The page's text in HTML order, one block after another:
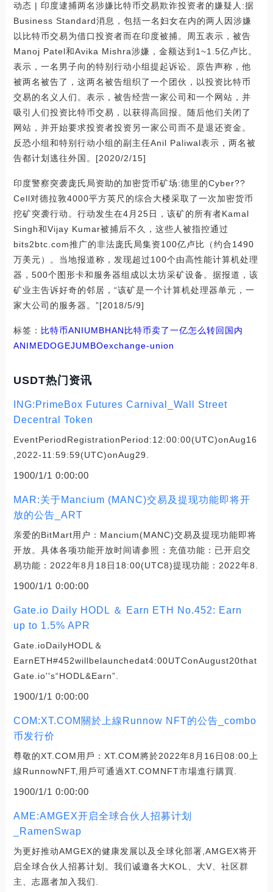
动态 | 印度逮捕两名涉嫌比特币交易欺诈投资者的嫌疑人:据
Business Standard消息，包括一名妇女在内的两人因涉嫌
以比特币交易为借口投资者而在印度被捕。周五表示，被告
Manoj Patel和Avika Mishra涉嫌，金额达到1~1.5亿卢比。
表示，一名男子向的特别行动小组提起诉讼。原告声称，他
被两名被告了，这两名被告组织了一个团伙，以投资比特币
交易的名义人们。表示，被告经营一家公司和一个网站，并
吸引人们投资比特币交易，以获得高回报。随后他们关闭了
网站，并开始要求投资者投资另一家公司而不是退还资金。
反恐小组和特别行动小组的副主任Anil Paliwal表示，两名被
告都计划逃往外国。[2020/2/15]
印度警察突袭庞氏局资助的加密货币矿场:德里的Cyber??
Cell对德拉敦4000平方英尺的综合大楼采取了一次加密货币
挖矿突袭行动。行动发生在4月25日，该矿的所有者Kamal
Singh和Vijay Kumar被捕后不久，这些人被指控通过
bits2btc.com推广的非法庞氏局集资100亿卢比（约合1490
万美元）。当地报道称，发现超过100个由高性能计算机处理
器，500个图形卡和服务器组成以太坊采矿设备。据报道，该
矿业主告诉好奇的邻居，“该矿是一个计算机处理器单元，一
家大公司的服务器。”[2018/5/9]
标签： 比特币ANIUMBHAN 比特币卖了一亿怎么转回国内
ANIMEDOGEJUMBOexchange-union
USDT热门资讯
ING:PrimeBox Futures Carnival_Wall Street
Decentral Token
EventPeriodRegistrationPeriod:12:00:00(UTC)onAug16
,2022-11:59:59(UTC)onAug29.
1900/1/1 0:00:00
MAR:关于Mancium (MANC)交易及提现功能即将开
放的公告_ART
亲爱的BitMart用户：Mancium(MANC)交易及提现功能即将
开放。具体各项功能开放时间请参照：充值功能：已开启交
易功能：2022年8月18日18:00(UTC8)提现功能：2022年8.
1900/1/1 0:00:00
Gate.io Daily HODL ＆ Earn ETH No.452: Earn
up to 1.5% APR
Gate.ioDailyHODL＆
EarnETH#452willbelaunchedat4:00UTConAugust20that
Gate.io''s“HODL&Earn”.
1900/1/1 0:00:00
COM:XT.COM關於上線Runnow NFT的公告_combo
币发行价
尊敬的XT.COM用戶：XT.COM將於2022年8月16日08:00上
線RunnowNFT,用戶可通過XT.COMNFT市場進行購買.
1900/1/1 0:00:00
AME:AMGEX开启全球合伙人招募计划
_RamenSwap
为更好推动AMGEX的健康发展以及全球化部署,AMGEX将开
启全球合伙人招募计划。我们诚邀各大KOL、大V、社区群
主、志愿者加入我们.